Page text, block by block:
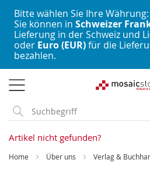
Bitte wählen Sie Ihre Währung:
Sie können in Schweizer
Lieferung in der Schweiz und
oder Euro (EUR)für die
bezahlen.
zum
Inhalt
Artikel nicht gefunden?
Home Über uns Verlag &